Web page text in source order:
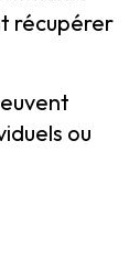
récupérer
ou